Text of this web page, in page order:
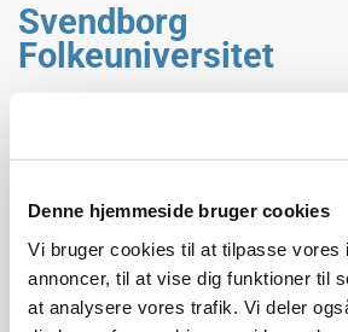
Denne hjemmeside bruger cookies
Vi bruger cookies til at tilpasse vores
annoncer, til at vise dig funktioner til
at analysere vores trafik. Vi deler
Svendborg
Folkeuniversitet
Fra arkivernes
bunker
Torsdag d. 24. marts 2022 kl.